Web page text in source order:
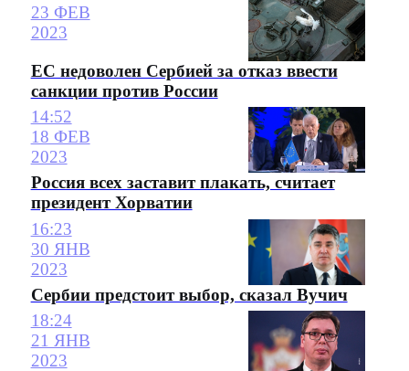
23 ФЕВ
2023
ЕС недоволен Сербией за отказ ввести
санкции против России
14:52
18 ФЕВ
2023
Россия всех заставит плакать, считает
президент Хорватии
16:23
30 ЯНВ
2023
Сербии предстоит выбор, сказал Вучич
18:24
21 ЯНВ
2023